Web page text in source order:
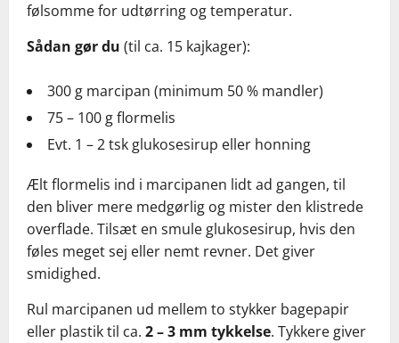
følsomme for udtørring og temperatur.
Sådan gør du (til ca. 15 kajkager):
300 g marcipan (minimum 50 % mandler)
75 – 100 g flormelis
Evt. 1 – 2 tsk glukosesirup eller honning
Ælt flormelis ind i marcipanen lidt ad gangen, til
den bliver mere medgørlig og mister den klistrede
overflade. Tilsæt en smule glukosesirup, hvis den
føles meget sej eller nemt revner. Det giver
smidighed.
Rul marcipanen ud mellem to stykker bagepapir
eller plastik til ca. 2 – 3 mm tykkelse. Tykkere giver